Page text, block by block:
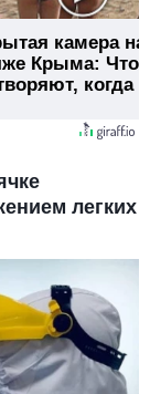
камера на
Крыма: Что
когда
легких